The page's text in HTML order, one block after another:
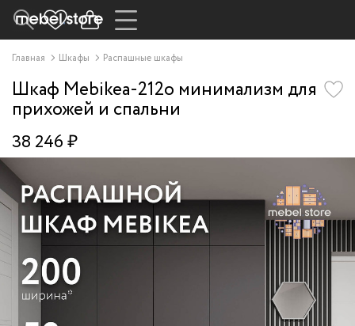
Главная Шкафы Распашные шкафы
Шкаф Mebikea-212o минимализм для
прихожей и спальни
38 246 ₽